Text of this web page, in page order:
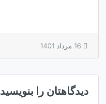
دیدگاهتان را بنویسید